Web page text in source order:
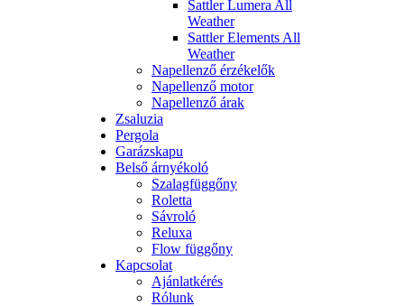
Sattler Lumera All
Weather
Sattler Elements All
Weather
Napellenző érzékelők
Napellenző motor
Napellenző árak
Zsaluzia
Pergola
Garázskapu
Belső árnyékoló
Szalagfüggőny
Roletta
Sávroló
Reluxa
Flow függőny
Kapcsolat
Ajánlatkérés
Rólunk